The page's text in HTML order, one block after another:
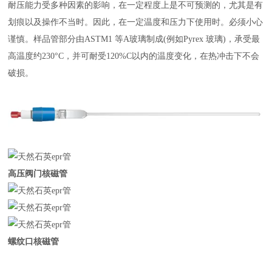
耐压能力受多种因素的影响，在一定程度上是不可预测的，尤其是有
划痕以及操作不当时。因此，在一定温度和压力下使用时。必须小心
谨慎。样品管部分由ASTM1等A玻璃制成(例如Pyrex玻璃) ，承受最
高温度约230°C ，并可耐受120%C以内的温度变化，在热冲击下不会
破损。
高压阀门核磁管
螺纹口核磁管